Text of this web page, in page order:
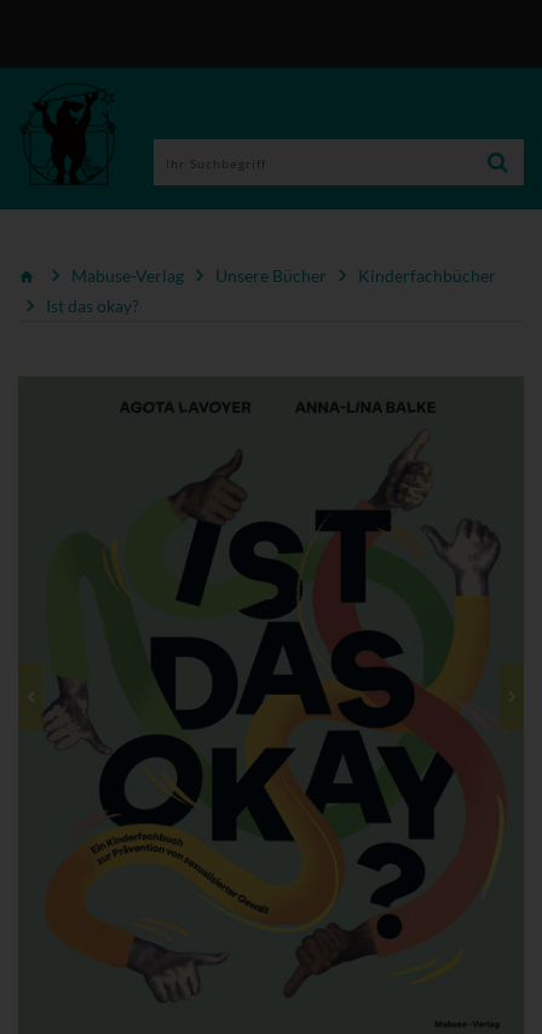
Mabuse-Verlag Unsere Bücher
Kinderfachbücher
Ist das okay?